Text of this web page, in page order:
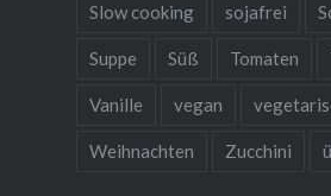
Slow cooking sojafrei
Suppe Süß Tomaten
Vanille vegan
Weihnachten Zucchini